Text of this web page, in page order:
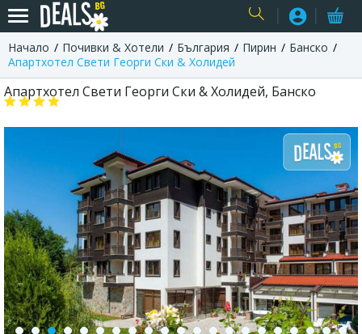
USER
Начало Почивки & Хотели България Пирин
Банско
Апартхотел Свети Георги Ски & Холидей
Апартхотел Свети Георги Ски & Холидей, Банско